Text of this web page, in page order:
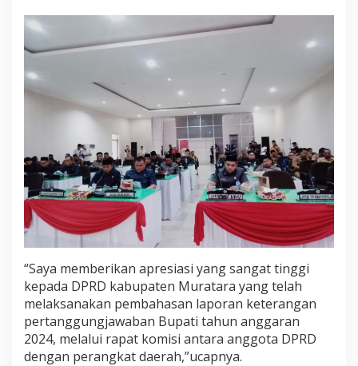
w
s
r
a
0
2
4
“Saya memberikan apresiasi yang sangat tinggi
kepada DPRD kabupaten Muratara yang telah
melaksanakan pembahasan laporan keterangan
pertanggungjawaban Bupati tahun anggaran
2024, melalui rapat komisi antara anggota DPRD
dengan perangkat daerah,”ucapnya.